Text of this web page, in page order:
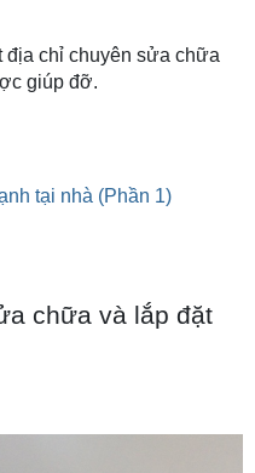
địa chỉ chuyên sửa chữa
giúp đỡ.
tại nhà (Phần 1)
chữa và lắp đặt